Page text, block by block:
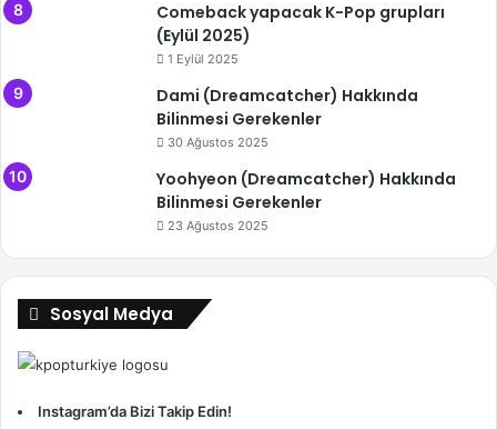
Comeback yapacak K-Pop grupları
(Eylül 2025)
1 Eylül 2025
Dami (Dreamcatcher) Hakkında
Bilinmesi Gerekenler
30 Ağustos 2025
Yoohyeon (Dreamcatcher) Hakkında
Bilinmesi Gerekenler
23 Ağustos 2025
Sosyal Medya
Instagram’da Bizi Takip Edin!